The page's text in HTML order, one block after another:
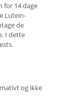
for 14 dage
Lutein-
de
I dette
og ikke